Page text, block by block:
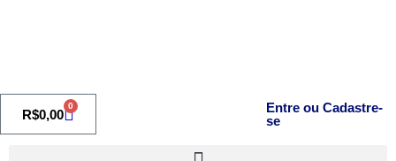
R$0,00
0
Entre ou Cadastre-
se